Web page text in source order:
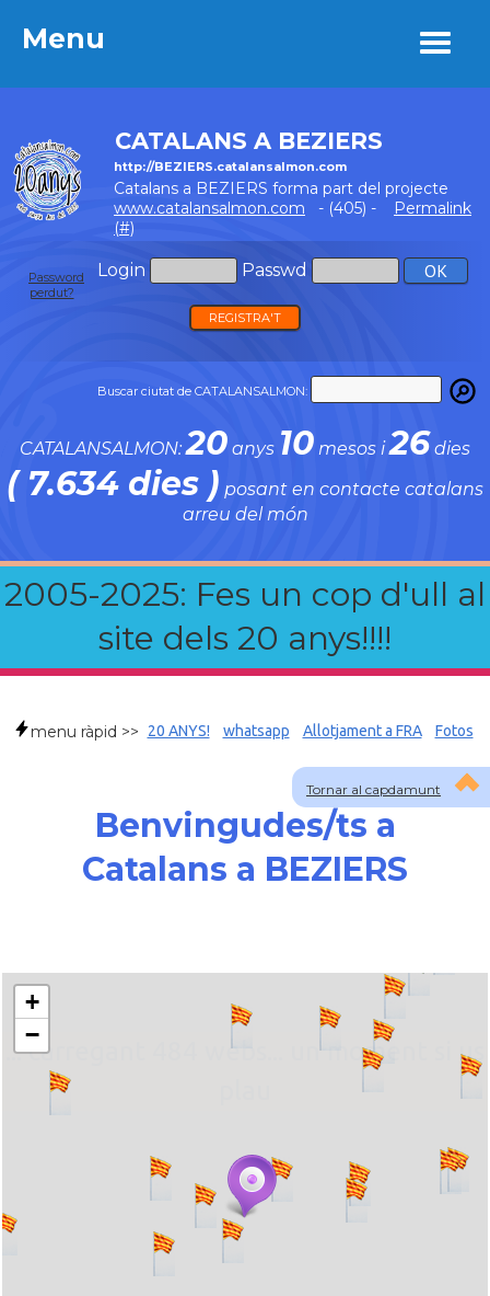
Menu
CATALANS A BEZIERS
http://BEZIERS.catalansalmon.com
Catalans a BEZIERS forma part del projecte
www.catalansalmon.com - (405) -
Permalink
(#)
Login Passwd
Password
perdut?
REGISTRA'T
Buscar ciutat de CATALANSALMON:
CATALANSALMON:20 anys 10 mesos i26 dies
( 7.634 dies ) posant en contacte catalans
arreu del món
2005-2025: Fes un cop d'ull al
site dels 20 anys!!!!
Menu
Tornar al capdamunt
menu ràpid >> 20 ANYS! whatsapp Allotjament a FRA Fotos
Benvingudes/ts a
Catalans a BEZIERS
... carregant 484 webs... un moment si us
+
−